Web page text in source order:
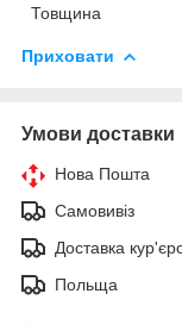
Товщина
Приховати
Умови доставки
Нова Пошта
Самовивіз
Доставка
Польща